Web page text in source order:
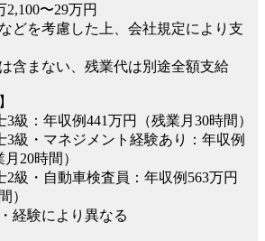
〜29万円
どを考慮した上、会社規定により支
含まない、残業代は別途全額支給
3級：年収例441万円（残業月30時間）
3級・マネジメント経験あり：年収例
20時間）
2級・自動車検査員：年収例563万円
）
経験により異なる